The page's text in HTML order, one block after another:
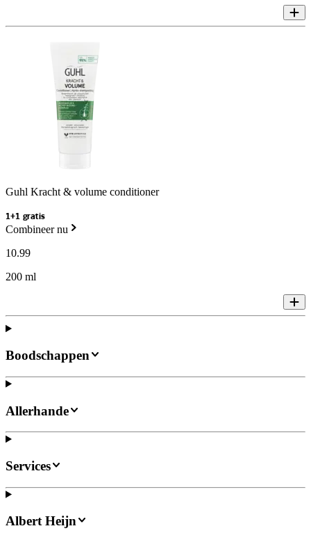
Guhl Kracht & volume conditioner
1+1 gratis
Combineer nu
10.99
200 ml
Boodschappen
Allerhande
Services
Albert Heijn